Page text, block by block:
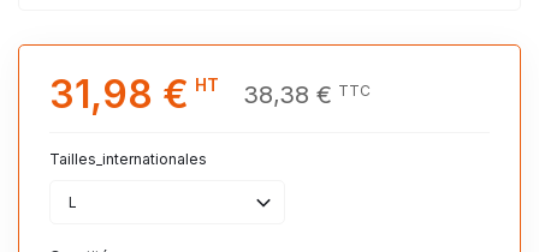
31,98 € HT 38,38 € TTC
Tailles_internationales
L